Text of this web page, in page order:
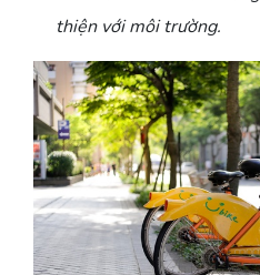
thiện với môi trường.